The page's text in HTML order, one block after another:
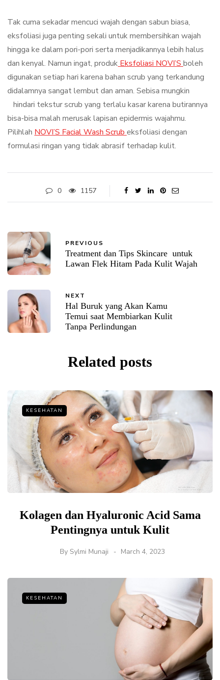
Tak cuma sekadar mencuci wajah dengan sabun biasa,
eksfoliasi juga penting sekali untuk membersihkan wajah
hingga ke dalam pori-pori serta menjadikannya lebih halus
dan kenyal. Namun ingat, produk Eksfoliasi NOVI’S boleh
digunakan setiap hari karena bahan scrub yang terkandung
didalamnya sangat lembut dan aman. Sebisa mungkin
hindari tekstur scrub yang terlalu kasar karena butirannya
bisa-bisa malah merusak lapisan epidermis wajahmu.
Pilihlah NOVI’S Facial Wash Scrub eksfoliasi dengan
formulasi ringan yang tidak abrasif terhadap kulit.
0 1157
PREVIOUS
Treatment dan Tips Skincare untuk
Lawan Flek Hitam Pada Kulit Wajah
NEXT
Hal Buruk yang Akan Kamu
Temui saat Membiarkan Kulit
Tanpa Perlindungan
Related posts
KESEHATAN
Kolagen dan Hyaluronic Acid Sama
Pentingnya untuk Kulit
By Sylmi Munaji March 4, 2023
KESEHATAN